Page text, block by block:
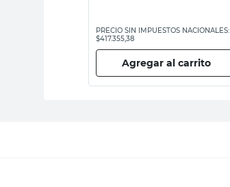
PRECIO SIN IMPUESTOS NACIONALES:
$417.355,38
Agregar al carrito